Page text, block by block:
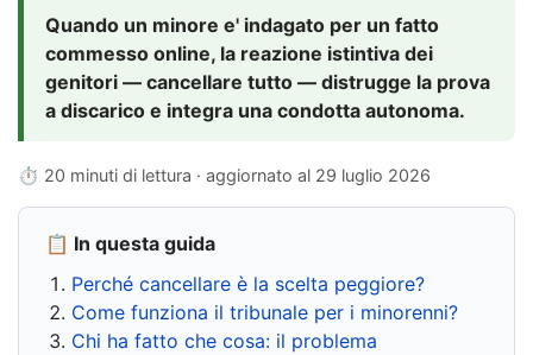
Quando un minore e' indagato per un fatto
commesso online, la reazione istintiva dei
genitori — cancellare tutto — distrugge la prova
a discarico e integra una condotta autonoma.
⏱ 20 minuti di lettura · aggiornato al 29 luglio 2026
📋 In questa guida
Perché cancellare è la scelta peggiore?
Come funziona il tribunale per i minorenni?
Chi ha fatto che cosa: il problema